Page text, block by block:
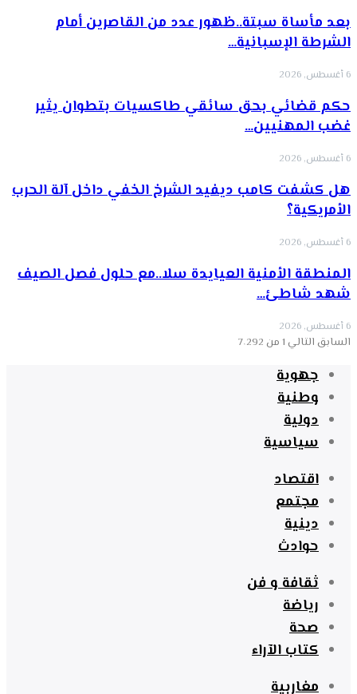
بعد مأساة سبتة..ظهور عدد من القاصرين أمام
الشرطة الإسبانية…
6 أغسطس, 2026
حكم قضائي بحق سائقي طاكسيات بتطوان يثير
غضب المهنيين…
6 أغسطس, 2026
هل كشفت كامب ديفيد الشرخ الخفي داخل آلة الحرب
الأمريكية؟
6 أغسطس, 2026
‏المنطقة الأمنية العيايدة سلا..مع حلول فصل الصيف
شهد شاطئ…
6 أغسطس, 2026
السابق التالي 1 من 7٬292
جهوية
وطنية
دولية
سياسية
اقتصاد
مجتمع
دينية
حوادث
ثقافة و فن
رياضة
صحة
كتاب الآراء
مغاربية